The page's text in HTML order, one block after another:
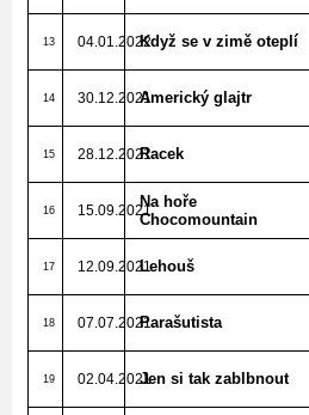
13 04.01.2022Když se v zimě oteplí
14 30.12.2021Americký glajtr
15 28.12.2021Racek
16 15.09.2021Na hoře
Chocomountain
17 12.09.2021Lehouš
18 07.07.2021Parašutista
19 02.04.2021Jen si tak zablbnout